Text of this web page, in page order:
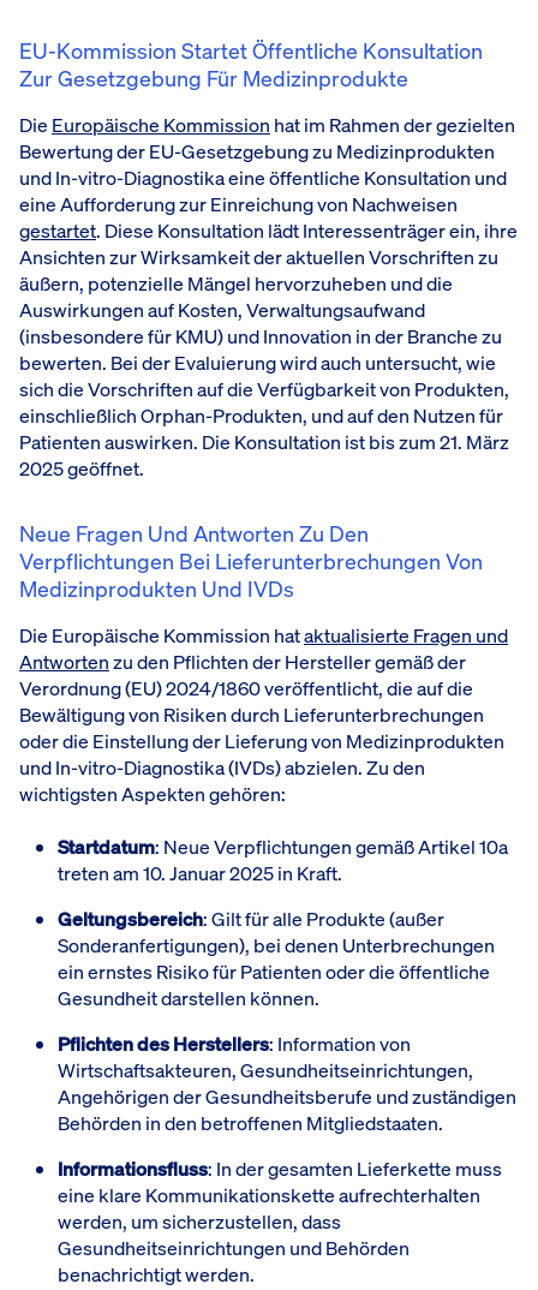
EU-Kommission Startet Öffentliche Konsultation
Zur Gesetzgebung Für Medizinprodukte
Die Europäische Kommission hat im Rahmen der gezielten
Bewertung der EU-Gesetzgebung zu Medizinprodukten
und In-vitro-Diagnostika eine öffentliche Konsultation und
eine Aufforderung zur Einreichung von Nachweisen
gestartet. Diese Konsultation lädt Interessenträger ein, ihre
Ansichten zur Wirksamkeit der aktuellen Vorschriften zu
äußern, potenzielle Mängel hervorzuheben und die
Auswirkungen auf Kosten, Verwaltungsaufwand
(insbesondere für KMU) und Innovation in der Branche zu
bewerten. Bei der Evaluierung wird auch untersucht, wie
sich die Vorschriften auf die Verfügbarkeit von Produkten,
einschließlich Orphan-Produkten, und auf den Nutzen für
Patienten auswirken. Die Konsultation ist bis zum 21. März
2025 geöffnet.
Neue Fragen Und Antworten Zu Den
Verpflichtungen Bei Lieferunterbrechungen Von
Medizinprodukten Und IVDs
Die Europäische Kommission hataktualisierte Fragen und
Antwortenzu den Pflichten der Hersteller gemäß der
Verordnung (EU) 2024/1860 veröffentlicht, die auf die
Bewältigung von Risiken durch Lieferunterbrechungen
oder die Einstellung der Lieferung von Medizinprodukten
und In-vitro-Diagnostika (IVDs) abzielen. Zu den
wichtigsten Aspekten gehören:
Startdatum: Neue Verpflichtungen gemäß Artikel 10a
treten am 10. Januar 2025 in Kraft.
Geltungsbereich: Gilt für alle Produkte (außer
Sonderanfertigungen), bei denen Unterbrechungen
ein ernstes Risiko für Patienten oder die öffentliche
Gesundheit darstellen können.
Pflichten des Herstellers: Information von
Wirtschaftsakteuren, Gesundheitseinrichtungen,
Angehörigen der Gesundheitsberufe und zuständigen
Behörden in den betroffenen Mitgliedstaaten.
Informationsfluss: In der gesamten Lieferkette muss
eine klare Kommunikationskette aufrechterhalten
werden, um sicherzustellen, dass
Gesundheitseinrichtungen und Behörden
benachrichtigt werden.